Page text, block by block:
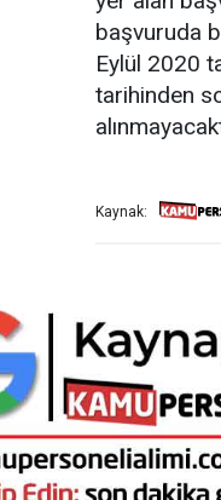
başvuruda
Eylül 2020
tarihinden
Kaynak: